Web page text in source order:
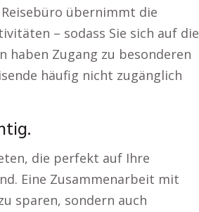
übernimmt die
– sodass Sie sich auf die
haben Zugang zu besonderen
häufig nicht zugänglich
die perfekt auf Ihre
Eine Zusammenarbeit mit
sparen, sondern auch